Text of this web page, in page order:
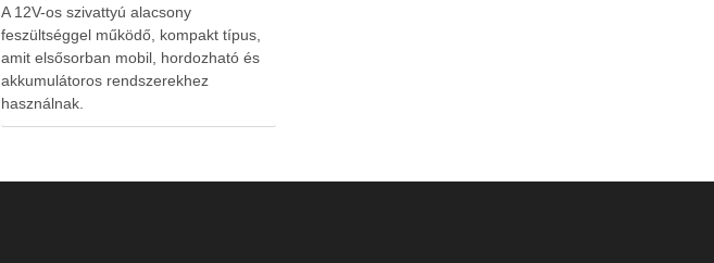
A 12V-os szivattyú alacsony
feszültséggel működő, kompakt típus,
amit elsősorban mobil, hordozható és
akkumulátoros rendszerekhez
használnak.